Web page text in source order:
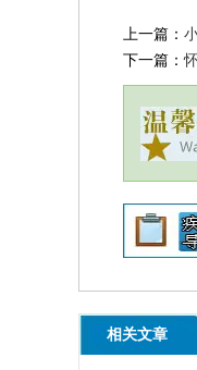
上一篇：
下一篇：
相关文章